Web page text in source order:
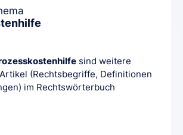
sind weitere
(Rechtsbegriffe, Definitionen
im Rechtswörterbuch